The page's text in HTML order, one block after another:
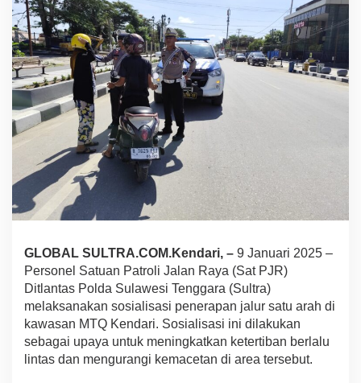
n
t
a
s
P
o
l
d
a
S
u
t
s
i
a
i
s
a
s
GLOBAL SULTRA.COM.Kendari, – 9 Januari 2025 –
Personel Satuan Patroli Jalan Raya (Sat PJR)
Ditlantas Polda Sulawesi Tenggara (Sultra)
melaksanakan sosialisasi penerapan jalur satu arah di
kawasan MTQ Kendari. Sosialisasi ini dilakukan
sebagai upaya untuk meningkatkan ketertiban berlalu
lintas dan mengurangi kemacetan di area tersebut.